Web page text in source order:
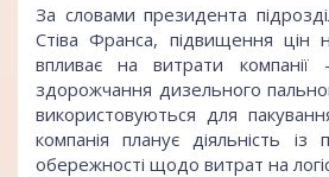
За словами президента
Стіва Франса, підвищення цін
впливає на витрати
здорожчання дизельного
використовуються для
компанія планує діяльність із
обережності щодо витрат на